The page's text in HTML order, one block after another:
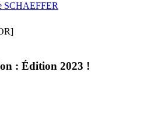
SCHAEFFER
: Édition 2023 !